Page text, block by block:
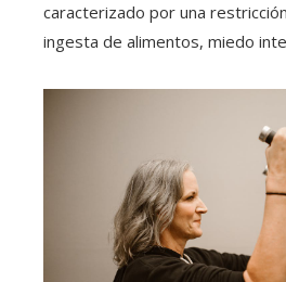
caracterizado por una
ingesta de alimentos, miedo